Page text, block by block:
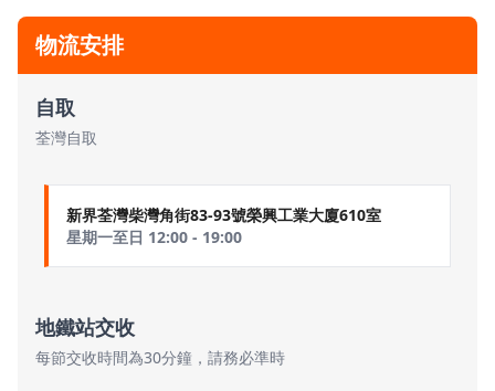
物流安排
自取
荃灣自取
新界荃灣柴灣角街83-93號榮興工業大廈610室
星期一至日 12:00 - 19:00
地鐵站交收
每節交收時間為30分鐘，請務必準時